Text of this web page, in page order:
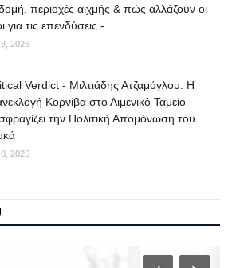
περιοχές αιχμής & πώς αλλάζουν οι
για τις επενδύσεις -...
2026
Verdict - Μιλτιάδης Ατζαμόγλου: Η
Κορνίβα στο Λιμενικό Ταμείο
την Πολιτική Απομόνωση του
2026